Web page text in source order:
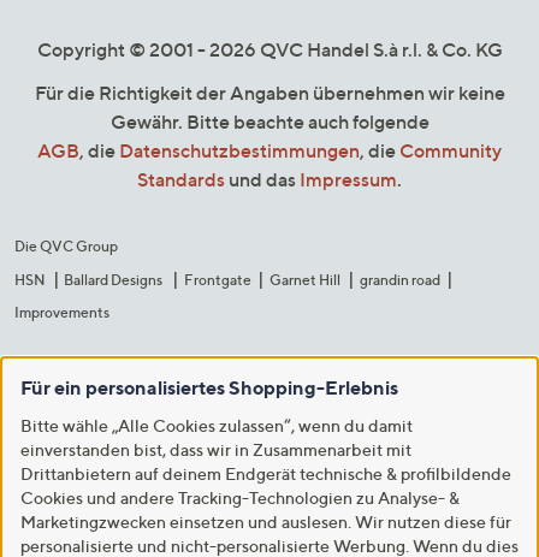
Copyright © 2001 - 2026 QVC Handel S.à r.l. & Co. KG
Für die Richtigkeit der Angaben übernehmen wir keine
Gewähr. Bitte beachte auch folgende
AGB, die Datenschutzbestimmungen, die Community
Standards und das Impressum.
Die QVC Group
HSN
Ballard Designs Frontgate Garnet Hill
grandin road
Improvements
Für ein personalisiertes Shopping-Erlebnis
Bitte wähle „Alle Cookies zulassen“, wenn du damit
einverstanden bist, dass wir in Zusammenarbeit mit
Drittanbietern auf deinem Endgerät technische & profilbildende
Cookies und andere Tracking-Technologien zu Analyse- &
Marketingzwecken einsetzen und auslesen. Wir nutzen diese für
personalisierte und nicht-personalisierte Werbung. Wenn du dies